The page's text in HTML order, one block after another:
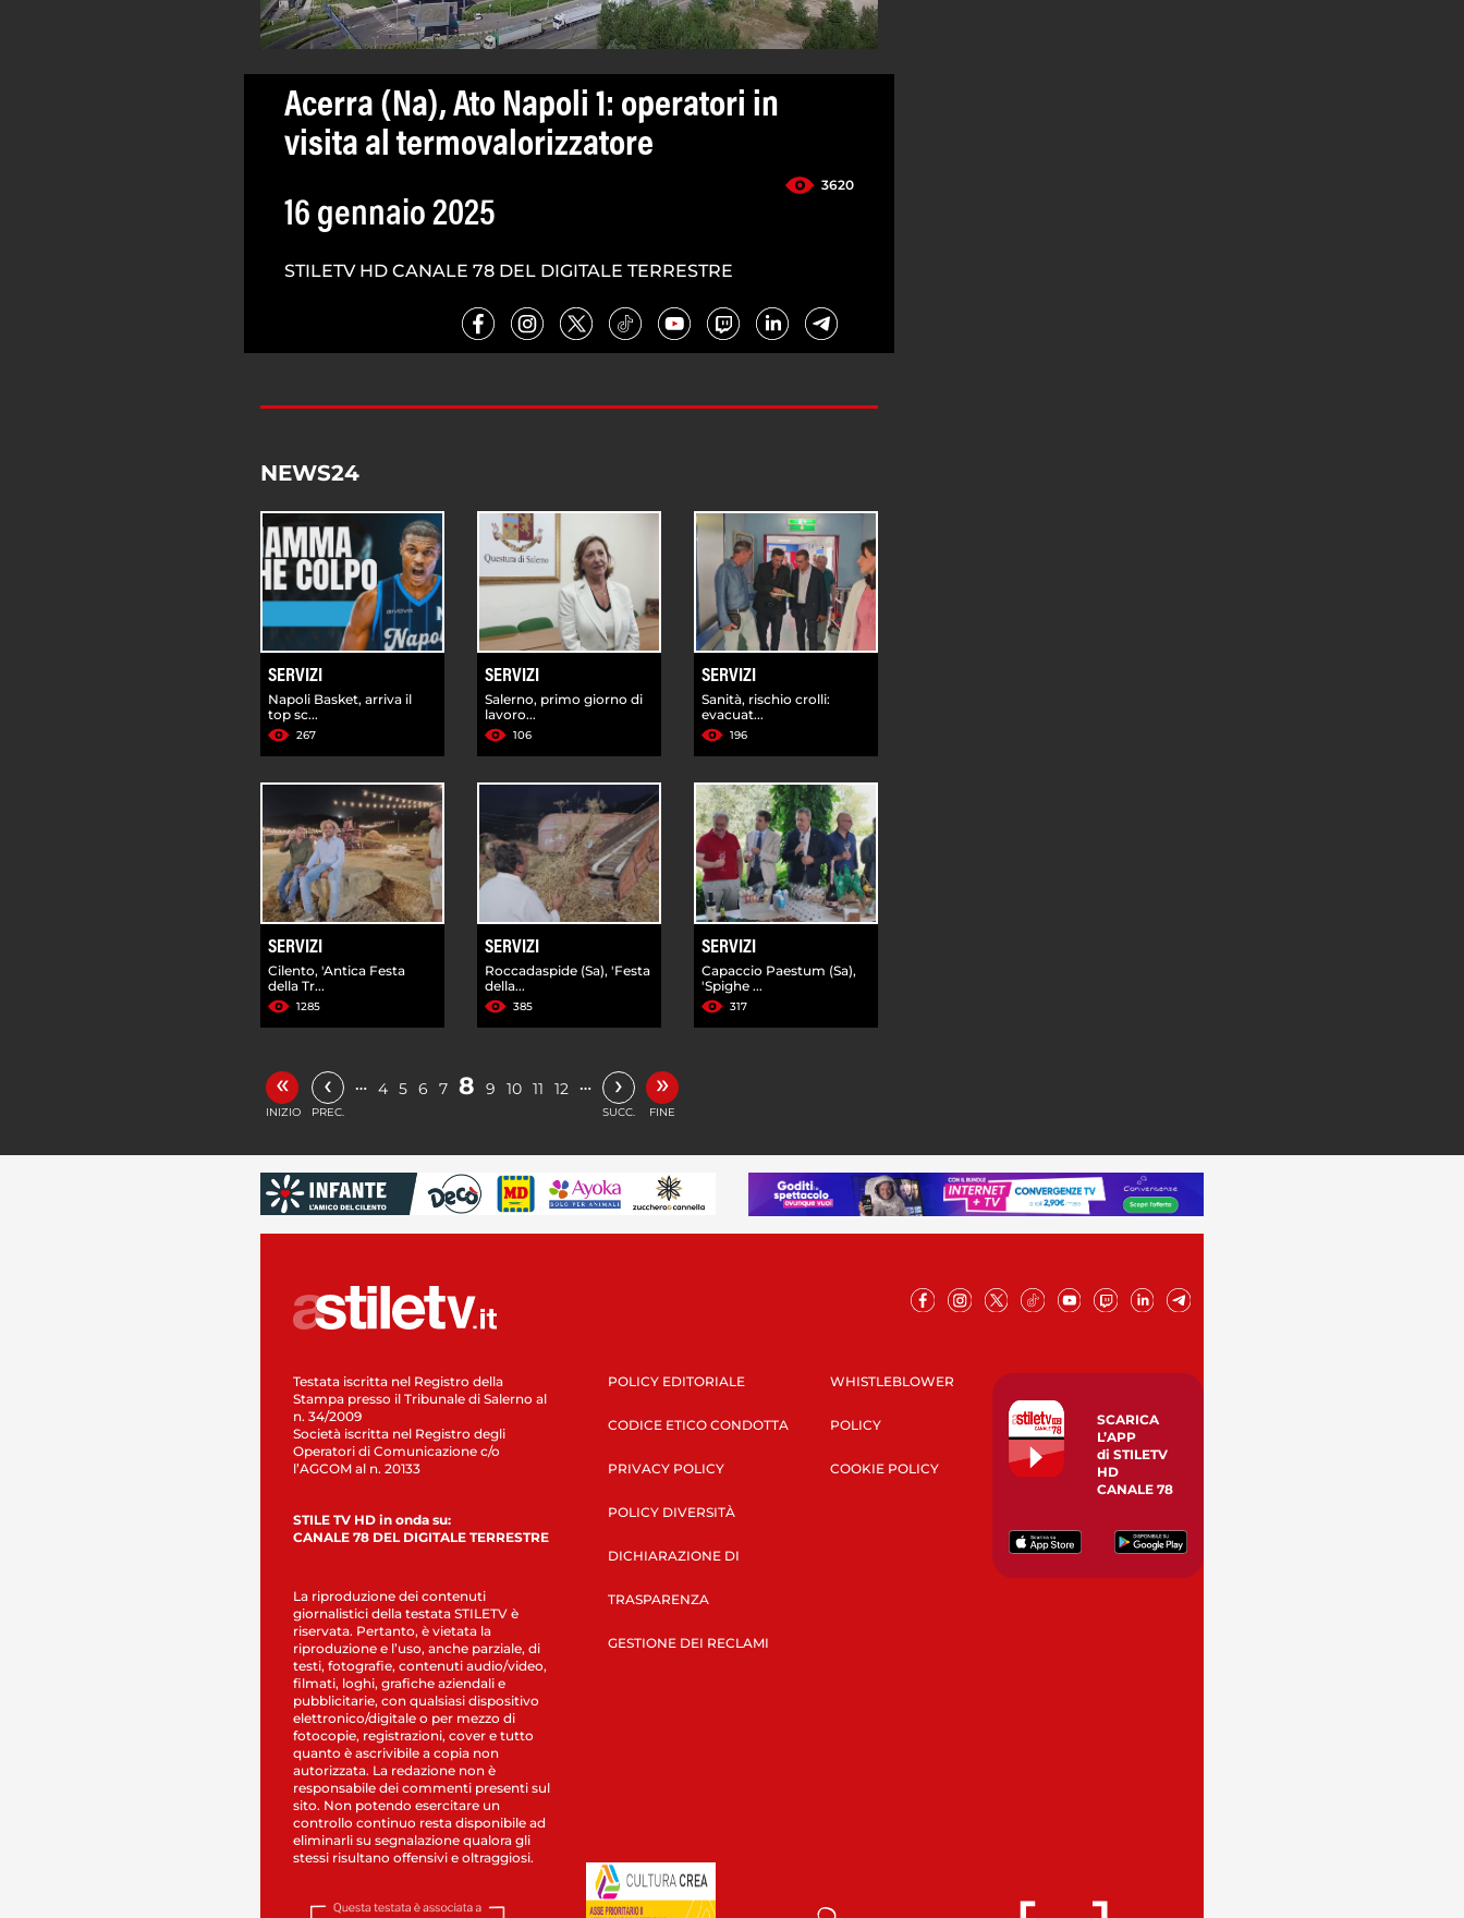
Acerra (Na), Ato Napoli 1: operatori in
visita al termovalorizzatore
3620
16 gennaio 2025
STILETV HD CANALE 78 DEL DIGITALE TERRESTRE
NEWS24
SERVIZI
Napoli Basket, arriva il
top sc...
267
SERVIZI
Salerno, primo giorno di
lavoro...
106
SERVIZI
Sanità, rischio crolli:
evacuat...
196
SERVIZI
Cilento, 'Antica Festa
della Tr...
1285
SERVIZI
Roccadaspide (Sa), 'Festa
della...
385
SERVIZI
Capaccio Paestum (Sa),
'Spighe ...
317
«
INIZIO
‹
PREC.
… 4 5 6 7 8 9 10 11 12 … ›
SUCC.
»
FINE
Testata iscritta nel Registro della
Stampa presso il Tribunale di Salerno al
n. 34/2009
Società iscritta nel Registro degli
Operatori di Comunicazione c/o
l’AGCOM al n. 20133
STILE TV HD in onda su:
CANALE 78 DEL DIGITALE TERRESTRE
La riproduzione dei contenuti
giornalistici della testata STILETV è
riservata. Pertanto, è vietata la
riproduzione e l’uso, anche parziale, di
testi, fotografie, contenuti audio/video,
filmati, loghi, grafiche aziendali e
pubblicitarie, con qualsiasi dispositivo
elettronico/digitale o per mezzo di
fotocopie, registrazioni, cover e tutto
quanto è ascrivibile a copia non
autorizzata. La redazione non è
responsabile dei commenti presenti sul
sito. Non potendo esercitare un
controllo continuo resta disponibile ad
eliminarli su segnalazione qualora gli
stessi risultano offensivi e oltraggiosi.
POLICY EDITORIALE
CODICE ETICO CONDOTTA
PRIVACY POLICY
POLICY DIVERSITÀ
DICHIARAZIONE DI
TRASPARENZA
GESTIONE DEI RECLAMI
WHISTLEBLOWER
POLICY
COOKIE POLICY
SCARICA
L’APP
di STILETV
HD
CANALE 78